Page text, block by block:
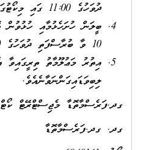
ދުވަހުގެ 11:00 ގައި މިކޯޓުގައެވެ.
10 ވާ ބުރާސްފަތި ދުވަހުގެ 11:00 ގައި މިކޯޓުގައެވެ.
އިތުރު މަޢުލޫމާތު ތިރީގައިވާ
ލިބިވަޑައިގަންނަވާނެއެވެ.
ގދ.ފަރެސްމާތޮޑާ މެޖިސްޓްރޭޓް ކޯޓް
ގދ. ގދ.ފަރެސްމާތޮޑާ